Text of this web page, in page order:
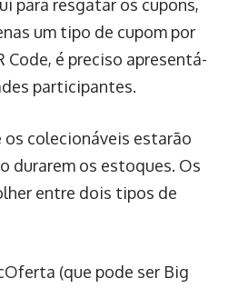
para resgatar os cupons,
um tipo de cupom por
Code, é preciso apresentá-
participantes.
colecionáveis estarão
durarem os estoques. Os
entre dois tipos de
(que pode ser Big